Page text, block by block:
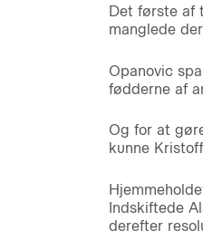
Det første af
manglede
Opanovic
fødderne af
Og for at
kunne
Indskiftede
derefter